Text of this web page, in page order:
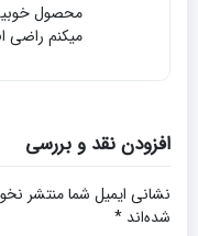
محصول
میکنم راضی
افزودن نقد و بررسی
نشانی ایمیل شما منتشر
شده‌اند *